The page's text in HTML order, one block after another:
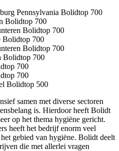
samen met diverse sectoren
is. Hierdoor heeft Bolidt
op het thema hygiëne gericht.
heeft het bedrijf enorm veel
gebied van hygiëne. Bolidt deelt
die met allerlei vragen